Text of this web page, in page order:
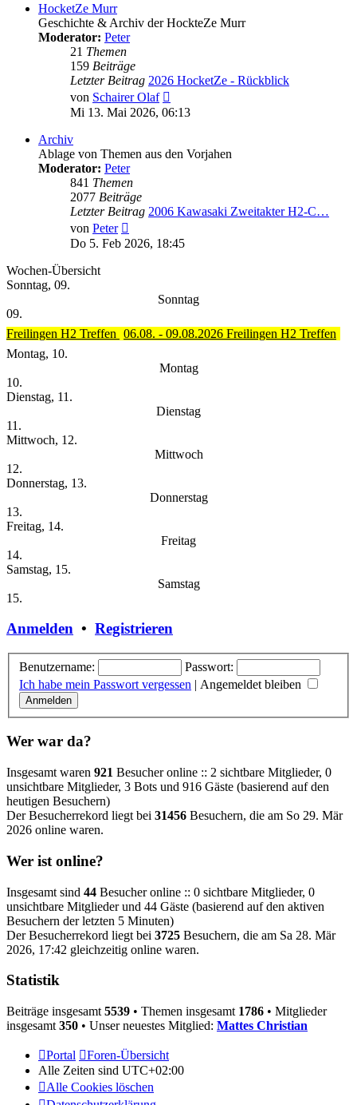
HocketZe Murr
Geschichte & Archiv der HockteZe Murr
Moderator: Peter
21 Themen
159 Beiträge
Letzter Beitrag 2026 HocketZe - Rückblick
von Schairer Olaf
Beitrag
Mi 13. Mai 2026, 06:13
Archiv
Ablage von Themen aus den Vorjahen
Moderator: Peter
841 Themen
2077 Beiträge
Letzter Beitrag 2006 Kawasaki Zweitakter H2-C…
von Peter
Beitrag
Do 5. Feb 2026, 18:45
Wochen-Übersicht
Sonntag, 09.
Sonntag
09.
Freilingen H2 Treffen 06.08. - 09.08.2026 Freilingen H2 Treffen
Montag, 10.
Montag
10.
Dienstag, 11.
Dienstag
11.
Mittwoch, 12.
Mittwoch
12.
Donnerstag, 13.
Donnerstag
13.
Freitag, 14.
Freitag
14.
Samstag, 15.
Samstag
15.
Anmelden • Registrieren
Benutzername:
Passwort:
Ich habe mein Passwort vergessen | Angemeldet bleiben
Wer war da?
Insgesamt waren 921 Besucher online :: 2 sichtbare Mitglieder, 0
unsichtbare Mitglieder, 3 Bots und 916 Gäste (basierend auf den
heutigen Besuchern)
Der Besucherrekord liegt bei 31456 Besuchern, die am So 29. Mär
2026 online waren.
Wer ist online?
Insgesamt sind 44 Besucher online :: 0 sichtbare Mitglieder, 0
unsichtbare Mitglieder und 44 Gäste (basierend auf den aktiven
Besuchern der letzten 5 Minuten)
Der Besucherrekord liegt bei 3725 Besuchern, die am Sa 28. Mär
2026, 17:42 gleichzeitig online waren.
Statistik
Beiträge insgesamt 5539 • Themen insgesamt 1786 • Mitglieder
insgesamt 350 • Unser neuestes Mitglied: Mattes Christian
Portal
Foren-Übersicht
Alle Zeiten sind UTC+02:00
Alle Cookies löschen